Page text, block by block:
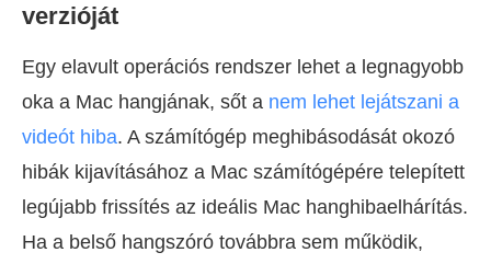
verzióját
Egy elavult operációs rendszer lehet a legnagyobb
oka a Mac hangjának, sőt a nem lehet lejátszani a
videót hiba. A számítógép meghibásodását okozó
hibák kijavításához a Mac számítógépére telepített
legújabb frissítés az ideális Mac hanghibaelhárítás.
Ha a belső hangszóró továbbra sem működik,